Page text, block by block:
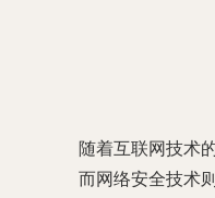
随着互联网技术
而网络安全技术